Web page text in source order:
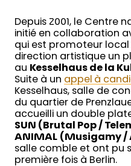
Depuis 2001, le Centre
initié en collaboration
qui est promoteur local
direction artistique un
au Kesselhaus de la
Suite à un appel à
Kesselhaus, salle de
du quartier de
accueilli un double
SUN (Brutal Pop /
ANIMAL (Musigamy /
salle comble et ont pu
première fois à Berlin.